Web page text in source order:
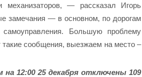
механизаторов, — рассказал Игорь
замечания — в основном, по дорогам
самоуправления. Большую проблему
сообщения, выезжаем на место –
12:00 25 декабря отключены 109